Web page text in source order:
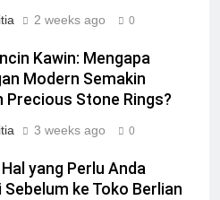
2 weeks ago 0
Kawin: Mengapa
Modern Semakin
Precious Stone Rings?
3 weeks ago 0
yang Perlu Anda
Sebelum ke Toko Berlian